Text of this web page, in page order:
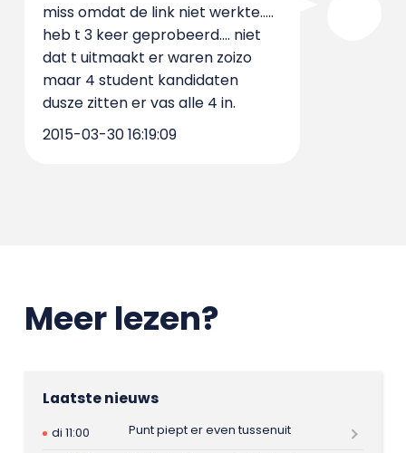
miss omdat de link niet werkte.....
heb t 3 keer geprobeerd.... niet
dat t uitmaakt er waren zoizo
maar 4 student kandidaten
dusze zitten er vas alle 4 in.
2015-03-30 16:19:09
Meer lezen?
Laatste nieuws
di 11:00
Punt piept er even tussenuit